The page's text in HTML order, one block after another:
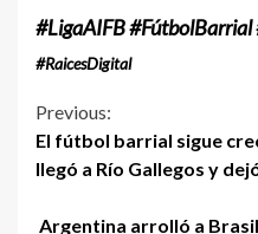
#LigaAIFB #FútbolBarrial
#RaicesDigital
Continue
Reading
Previous:
El fútbol barrial sigue
llegó a Río Gallegos y
Argentina arrolló a